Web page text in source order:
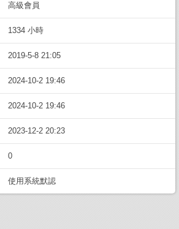
高級會員
1334 小時
2019-5-8 21:05
2024-10-2 19:46
2024-10-2 19:46
2023-12-2 20:23
0
使用系統默認